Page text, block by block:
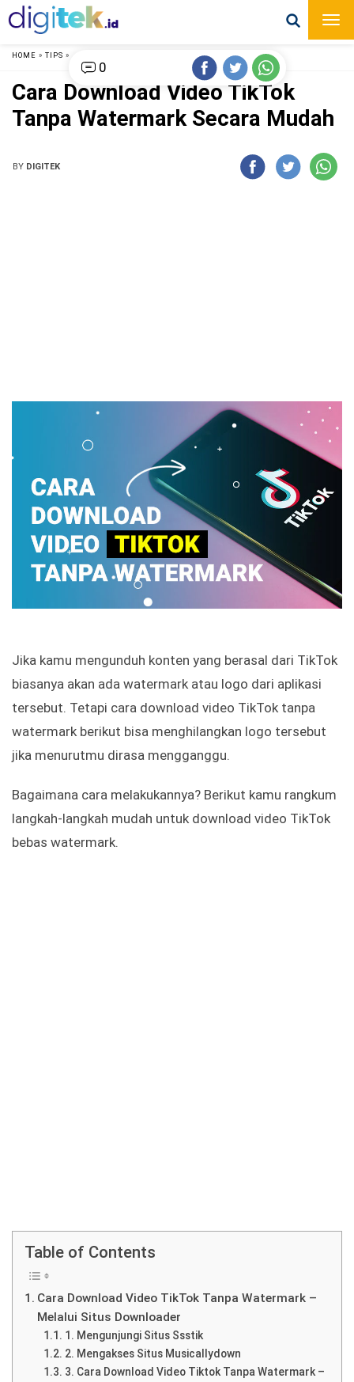
HOME » TIPS »
Cara Download Video TikTok
Tanpa Watermark Secara Mudah
BY DIGITEK
Jika kamu mengunduh konten yang berasal dari TikTok
biasanya akan ada watermark atau logo dari aplikasi
tersebut. Tetapi cara download video TikTok tanpa
watermark berikut bisa menghilangkan logo tersebut
jika menurutmu dirasa mengganggu.
Bagaimana cara melakukannya? Berikut kamu rangkum
langkah-langkah mudah untuk download video TikTok
bebas watermark.
Table of Contents
Cara Download Video TikTok Tanpa Watermark –
Melalui Situs Downloader
1. Mengunjungi Situs Ssstik
2. Mengakses Situs Musicallydown
3. Cara Download Video Tiktok Tanpa Watermark –
0